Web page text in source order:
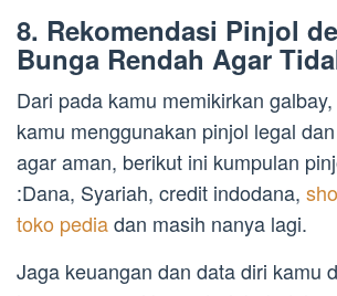
8. Rekomendasi Pinjol
Bunga Rendah Agar
Dari pada kamu memikirkan
kamu menggunakan pinjol legal
agar aman, berikut ini kumpulan
:Dana, Syariah, credit indodana,
toko pediadan masih nanya lagi.
Jaga keuangan dan data diri kamu